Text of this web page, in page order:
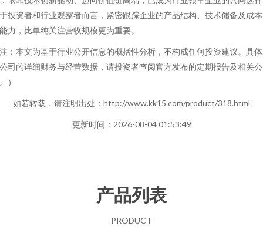
投资者和行业观察者而言，紧密跟踪企业的产品结构、技术储备及成
力，比单纯关注营收规模更为重要。
：本文为基于行业公开信息的概括性分析，不构成任何投资建议。具
司的详细财务与经营数据，请投资者查阅官方发布的定期报告及相关公
）
如若转载，请注明出处：http://www.kk15.com/product/318.html
更新时间：2026-08-04 01:53:49
产品列表
PRODUCT